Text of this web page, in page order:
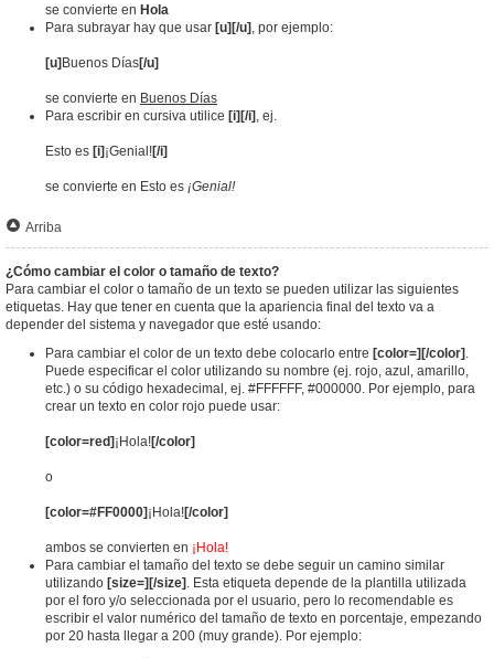
se convierte en Hola
Para subrayar hay que usar [u][/u] , por ejemplo:
[u]Buenos Días[/u]
se convierte en Buenos Días
Para escribir en cursiva utilice [i][/i] , ej.
Esto es [i]¡Genial![/i]
se convierte en Esto es ¡Genial!
Arriba
¿Cómo cambiar el color o tamaño de texto?
Para cambiar el color o tamaño de un texto se pueden utilizar las siguientes
etiquetas. Hay que tener en cuenta que la apariencia final del texto va a
depender del sistema y navegador que esté usando:
Para cambiar el color de un texto debe colocarlo entre [color=][/color] .
Puede especificar el color utilizando su nombre (ej. rojo, azul, amarillo,
etc.) o su código hexadecimal, ej. #FFFFFF, #000000. Por ejemplo, para
crear un texto en color rojo puede usar:
[color=red] ¡Hola![/color]
o
[color=#FF0000] ¡Hola![/color]
ambos se convierten en ¡Hola!
Para cambiar el tamaño del texto se debe seguir un camino similar
utilizando [size=][/size] . Esta etiqueta depende de la plantilla utilizada
por el foro y/o seleccionada por el usuario, pero lo recomendable es
escribir el valor numérico del tamaño de texto en porcentaje, empezando
por 20 hasta llegar a 200 (muy grande). Por ejemplo: